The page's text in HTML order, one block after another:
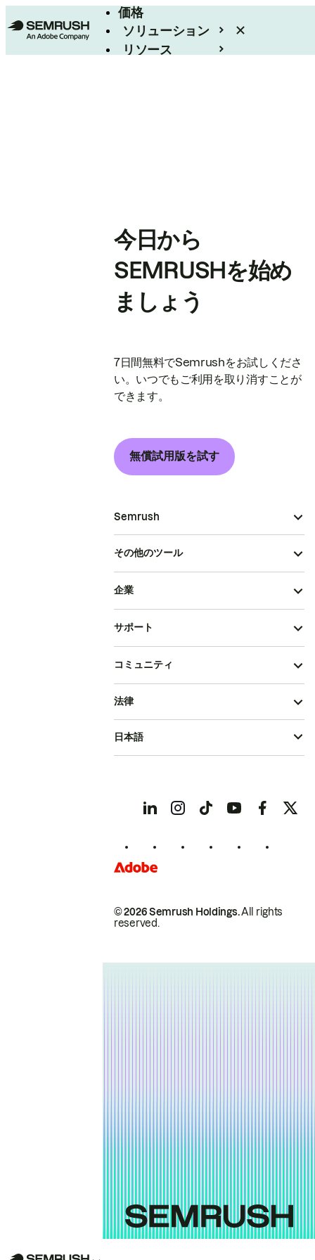
価格
ソリューション
リソース
今日から
SEMRUSHを始め
ましょう
7日間無料でSemrushをお試しくださ
い。いつでもご利用を取り消すことが
できます。
無償試用版を試す
Semrush
その他のツール
企業
サポート
コミュニティ
© 2026 Semrush Holdings.All rights
reserved.
法律
日本語